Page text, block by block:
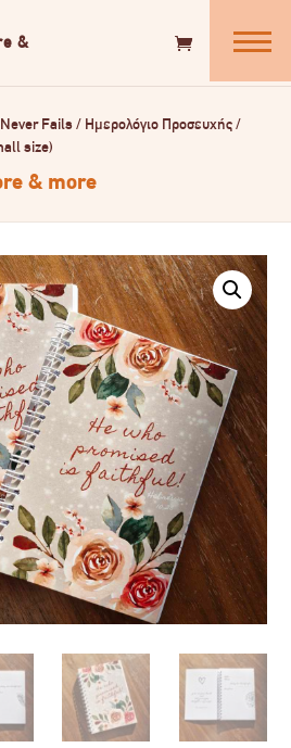
Fails/ Ημερολόγιο Προσευχής/
size)
& more